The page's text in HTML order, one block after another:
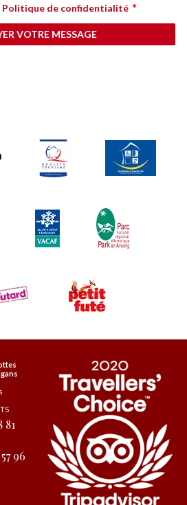
Politique de confidentialité *
81
96